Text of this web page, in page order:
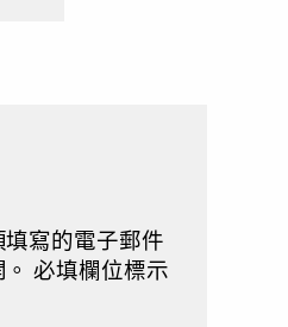
寫的電子郵件
必填欄位標示